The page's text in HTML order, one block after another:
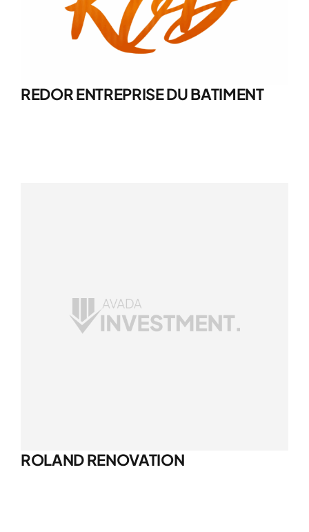
REDOR ENTREPRISE DU BATIMENT
ROLAND RENOVATION